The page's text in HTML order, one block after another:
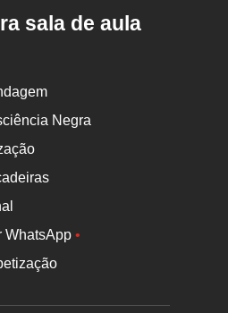
sala de aula
Negra
WhatsApp•